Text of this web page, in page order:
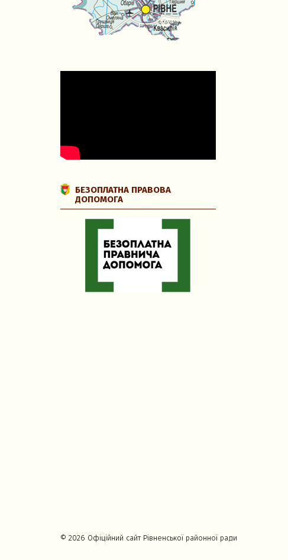
БЕЗОПЛАТНА ПРАВОВА
ДОПОМОГА
© 2026 Офіційний сайт Рівненської районної ради